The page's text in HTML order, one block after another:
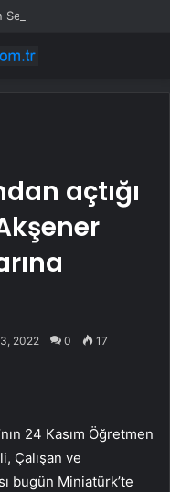
açtığı
2022 0 17
24 Kasım Öğretmen
Çalışan ve
bugün Miniatürk’te